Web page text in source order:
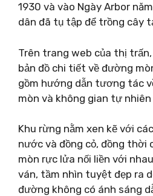
1930 và vào Ngày Arbor
dân đã tụ tập để trồng cây
Trên trang web của thị
bản đồ chi tiết về đường
gồm hướng dẫn tương tác
mòn và không gian tự nhiên
Khu rừng nằm xen kẽ với
nước và đồng cỏ, đồng thời
mòn rực lửa nối liền với
ván, tầm nhìn tuyệt đẹp ra
đường không có ánh sáng